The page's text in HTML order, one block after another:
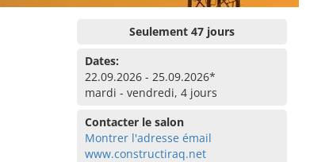
Seulement 47 jours
Dates:
22.09.2026 - 25.09.2026*
mardi - vendredi, 4 jours
Contacter le salon
Montrer l'adresse émail
www.constructiraq.net